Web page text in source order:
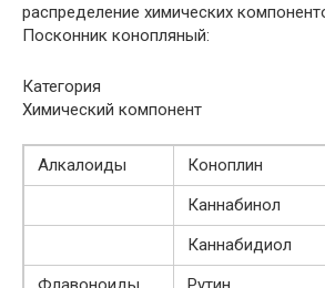
распределение химических
Посконник конопляный:
Категория
Химический компонент
Алкалоиды
Коноплин
Каннабинол
Каннабидиол